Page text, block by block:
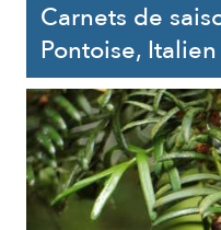
Carnets de
Pontoise,